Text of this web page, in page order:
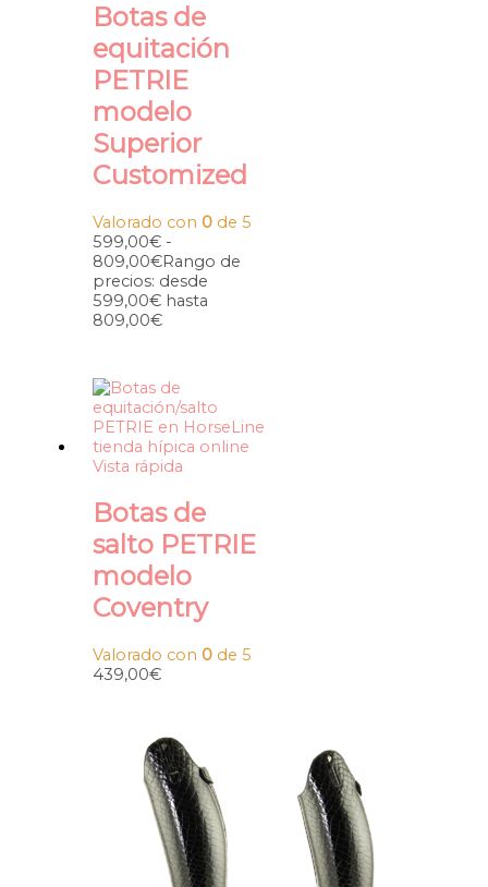
Botas de
equitación
PETRIE
modelo
Superior
Customized
Valorado con 0 de 5
599,00€ -
809,00€Rango de
precios: desde
599,00€ hasta
809,00€
Vista rápida
Botas de
salto PETRIE
modelo
Coventry
Valorado con 0 de 5
439,00€